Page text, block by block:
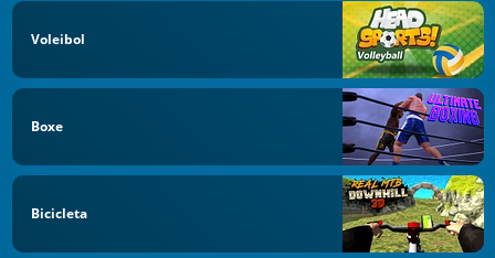
Voleibol
Boxe
Bicicleta